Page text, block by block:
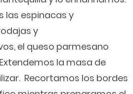
las espinacas y
y
el queso parmesano
la masa de
Recortamos los bordes